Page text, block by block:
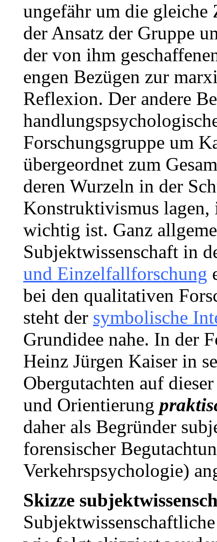
ungefähr um die
der Ansatz der Gruppe
der von ihm
engen Bezügen zur
Reflexion. Der andere
Forschungsgruppe um
übergeordnet zum
deren Wurzeln in der
Konstruktivismus lagen,
wichtig ist. Ganz
Subjektwissenschaft in
und Einzelfallforschung
bei den qualitativen
steht der symbolische
Grundidee nahe. In der
Heinz Jürgen Kaiser in
Obergutachten auf
und Orientierung
daher als Begründer
forensischer
Verkehrspsychologie)
Skizze